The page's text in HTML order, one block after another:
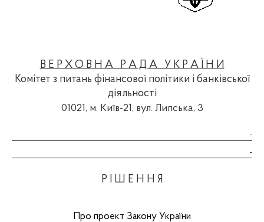
В Е Р Х О В Н А Р А Д А
У К Р А Ї Н И
Комітет з питань фінансової політики і банківської
діяльності
01021, м. Київ-21, вул. Липська, 3
Р І Ш Е Н Н Я
Про проект Закону України